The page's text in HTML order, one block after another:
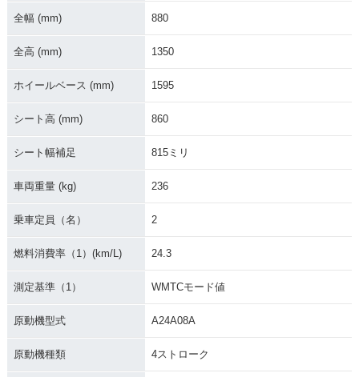
全幅 (mm) 880
全高 (mm) 1350
ホイールベース (mm) 1595
シート高 (mm) 860
シート幅補足 815ミリ
車両重量 (kg) 236
乗車定員（名） 2
燃料消費率（1）(km/L) 24.3
測定基準（1） WMTCモード値
原動機型式 A24A08A
原動機種類 4ストローク